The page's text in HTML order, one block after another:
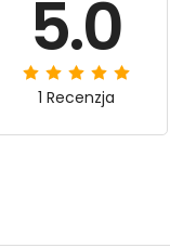
5.0
1 Recenzja